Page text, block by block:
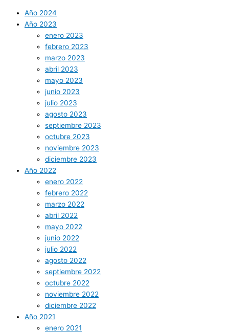
Año 2024
Año 2023
enero 2023
febrero 2023
marzo 2023
abril 2023
mayo 2023
junio 2023
julio 2023
agosto 2023
septiembre 2023
octubre 2023
noviembre 2023
diciembre 2023
Año 2022
enero 2022
febrero 2022
marzo 2022
abril 2022
mayo 2022
junio 2022
julio 2022
agosto 2022
septiembre 2022
octubre 2022
noviembre 2022
diciembre 2022
Año 2021
enero 2021